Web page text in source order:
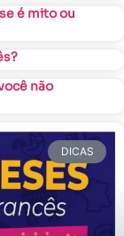
é mito ou
não
DICAS